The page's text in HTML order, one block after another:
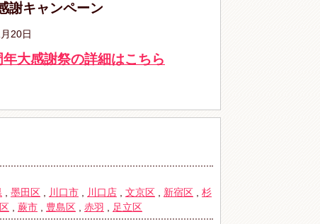
謝キャンペーン
20日
大感謝祭の詳細はこちら
墨田区 川口市 川口店 文京区 新宿区
杉
蕨市 豊島区 赤羽 足立区